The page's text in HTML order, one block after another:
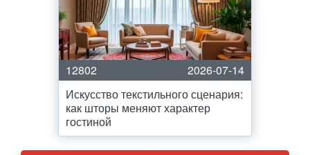
12802
2026-07-14
Искусство текстильного сценария:
как шторы меняют характер
гостиной